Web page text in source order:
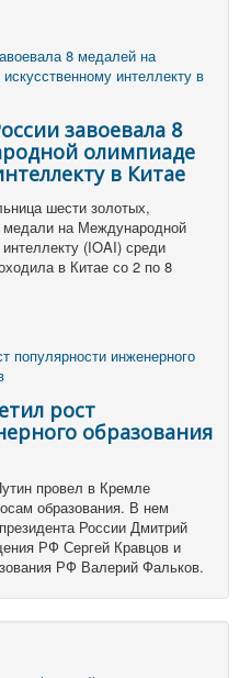
завоевала 8
олимпиаде
в Китае
шести золотых,
медали на Международной
(IOAI) среди
в Китае со 2 по 8
рост
образования
провел в Кремле
образования. В нем
России Дмитрий
РФ Сергей Кравцов и
РФ Валерий Фальков.